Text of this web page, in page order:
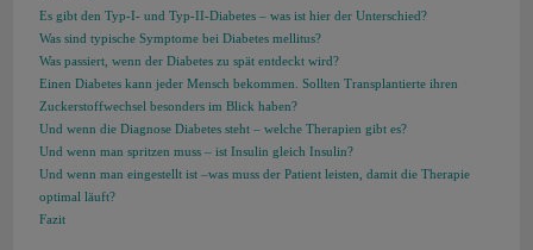
Es gibt den Typ-I- und Typ-II-Diabetes – was ist hier der Unterschied?
Was sind typische Symptome bei Diabetes mellitus?
Was passiert, wenn der Diabetes zu spät entdeckt wird?
Einen Diabetes kann jeder Mensch bekommen. Sollten Transplantierte ihren
Zuckerstoffwechsel besonders im Blick haben?
Und wenn die Diagnose Diabetes steht – welche Therapien gibt es?
Und wenn man spritzen muss – ist Insulin gleich Insulin?
Und wenn man eingestellt ist –was muss der Patient leisten, damit die Therapie
optimal läuft?
Fazit